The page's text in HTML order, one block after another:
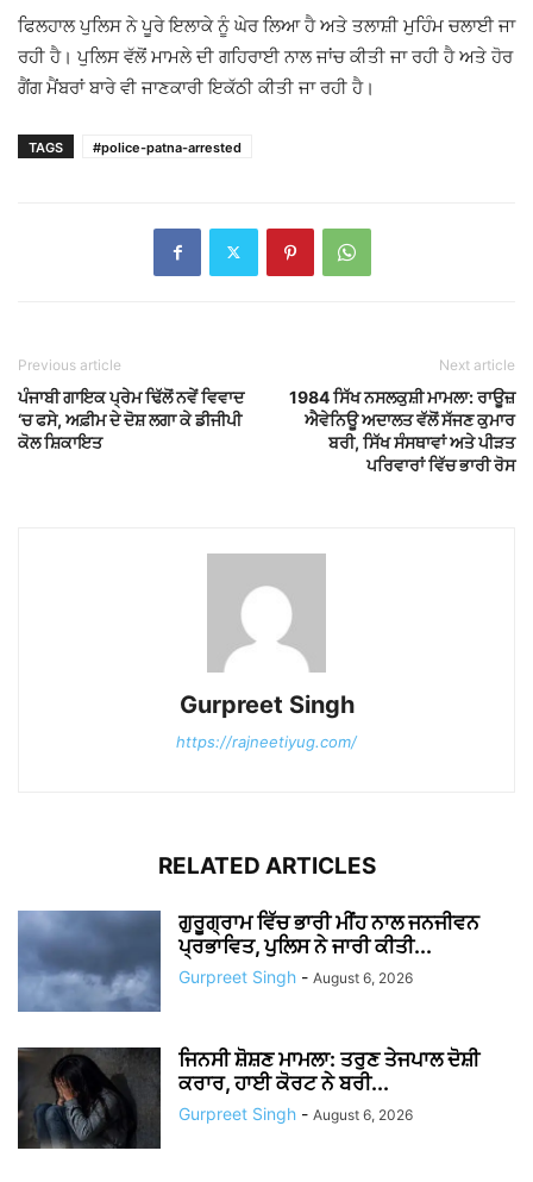
ਫਿਲਹਾਲ ਪੁਲਿਸ ਨੇ ਪੂਰੇ ਇਲਾਕੇ ਨੂੰ ਘੇਰ ਲਿਆ ਹੈ ਅਤੇ ਤਲਾਸ਼ੀ ਮੁਹਿੰਮ ਚਲਾਈ ਜਾ
ਰਹੀ ਹੈ। ਪੁਲਿਸ ਵੱਲੋਂ ਮਾਮਲੇ ਦੀ ਗਹਿਰਾਈ ਨਾਲ ਜਾਂਚ ਕੀਤੀ ਜਾ ਰਹੀ ਹੈ ਅਤੇ ਹੋਰ
ਗੈਂਗ ਮੈਂਬਰਾਂ ਬਾਰੇ ਵੀ ਜਾਣਕਾਰੀ ਇਕੱਠੀ ਕੀਤੀ ਜਾ ਰਹੀ ਹੈ।
TAGS #police-patna-arrested
Previous article
ਪੰਜਾਬੀ ਗਾਇਕ ਪ੍ਰੇਮ ਢਿੱਲੋਂ ਨਵੇਂ ਵਿਵਾਦ
‘ਚ ਫਸੇ, ਅਫ਼ੀਮ ਦੇ ਦੋਸ਼ ਲਗਾ ਕੇ ਡੀਜੀਪੀ
ਕੋਲ ਸ਼ਿਕਾਇਤ
Next article
1984 ਸਿੱਖ ਨਸਲਕੁਸ਼ੀ ਮਾਮਲਾ: ਰਾਊਜ਼
ਐਵੇਨਿਊ ਅਦਾਲਤ ਵੱਲੋਂ ਸੱਜਣ ਕੁਮਾਰ
ਬਰੀ, ਸਿੱਖ ਸੰਸਥਾਵਾਂ ਅਤੇ ਪੀੜਤ
ਪਰਿਵਾਰਾਂ ਵਿੱਚ ਭਾਰੀ ਰੋਸ
Gurpreet Singh
https://rajneetiyug.com/
RELATED ARTICLES
ਗੁਰੂਗ੍ਰਾਮ ਵਿੱਚ ਭਾਰੀ ਮੀਂਹ ਨਾਲ ਜਨਜੀਵਨ
ਪ੍ਰਭਾਵਿਤ, ਪੁਲਿਸ ਨੇ ਜਾਰੀ ਕੀਤੀ...
Gurpreet Singh - August 6, 2026
ਜਿਨਸੀ ਸ਼ੋਸ਼ਣ ਮਾਮਲਾ: ਤਰੁਣ ਤੇਜਪਾਲ ਦੋਸ਼ੀ
ਕਰਾਰ, ਹਾਈ ਕੋਰਟ ਨੇ ਬਰੀ...
Gurpreet Singh - August 6, 2026